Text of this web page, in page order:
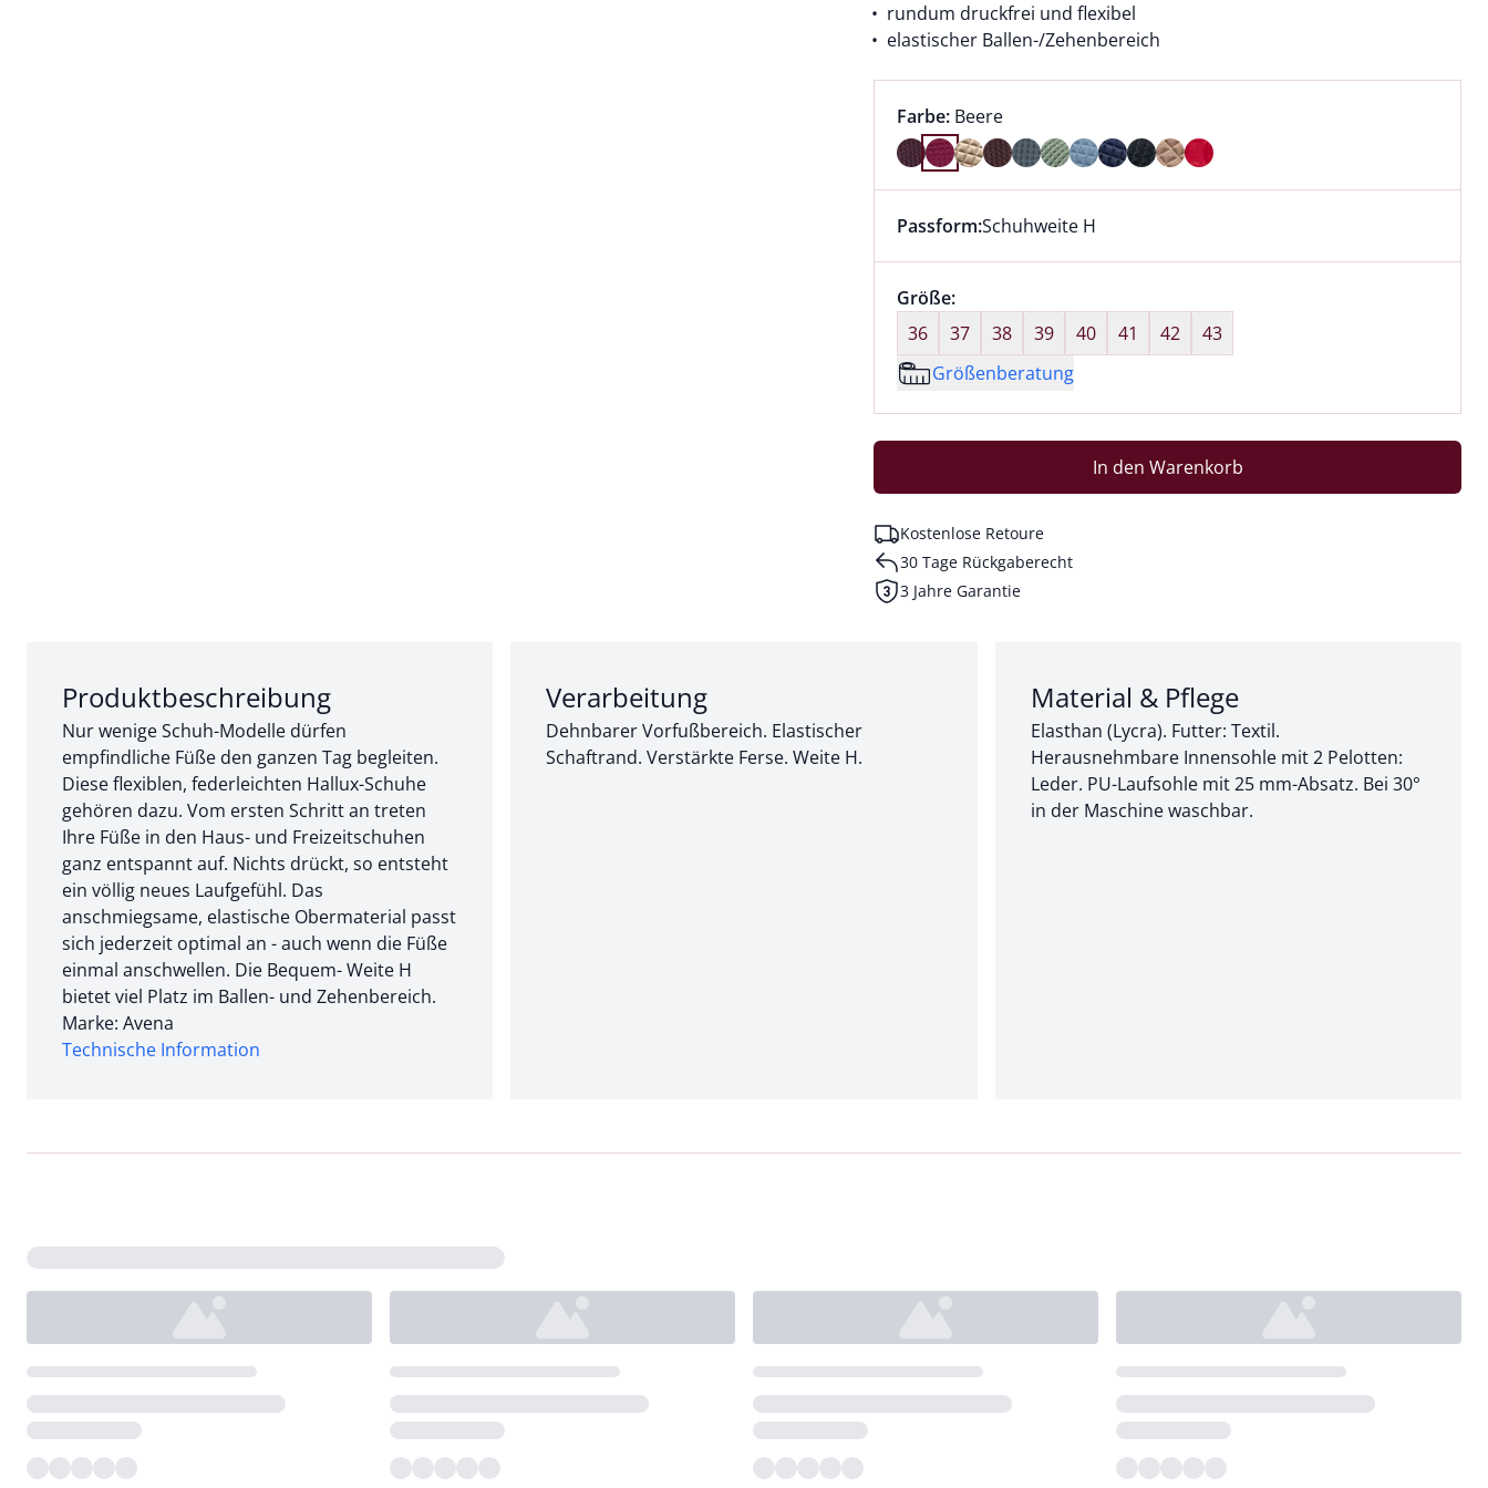
rundum druckfrei und flexibel
elastischer Ballen-/Zehenbereich
Farbauswahl:
Farbe: aktuell ausgewählt:
Beere
Farbe Beere ausgewählt
Dieser Artikel hat die Passform Schuhweite H. für Informationen zu
Passform:Schuhweite H
Größenauswahl:
Größe:nichts ausgewählt
36
37 38 39 40 41 42
43
Größenberatung
In den Warenkorb
Kostenlose Retoure
30 Tage Rückgaberecht
3 Jahre Garantie
Abschnitt 1 von 3:
Produktbeschreibung
Nur wenige Schuh-Modelle dürfen
empfindliche Füße den ganzen Tag begleiten.
Diese flexiblen, federleichten Hallux-Schuhe
gehören dazu. Vom ersten Schritt an treten
Ihre Füße in den Haus- und Freizeitschuhen
ganz entspannt auf. Nichts drückt, so entsteht
ein völlig neues Laufgefühl. Das
anschmiegsame, elastische Obermaterial passt
sich jederzeit optimal an - auch wenn die Füße
einmal anschwellen. Die Bequem- Weite H
bietet viel Platz im Ballen- und Zehenbereich.
Marke: Avena
Technische Information
Abschnitt 2 von 3:
Verarbeitung
Dehnbarer Vorfußbereich. Elastischer
Schaftrand. Verstärkte Ferse. Weite H.
Abschnitt 3 von 3:
Material & Pflege
Elasthan (Lycra). Futter: Textil.
Herausnehmbare Innensohle mit 2 Pelotten:
Leder. PU-Laufsohle mit 25 mm-Absatz. Bei 30°
in der Maschine waschbar.